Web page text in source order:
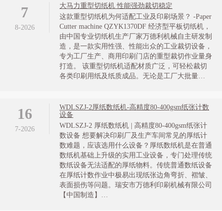
7
8-2026
大马力重型切纸机 性能强劲裁切稳定
这款重型切纸机为何适配工业及印刷场景？ -Paper
Cutter machine QZYK1370DF 经济型平板切纸机，
由中国专业切纸机生产厂家万德利机械自主研发制
造，是一款实用性强、性能出众的工业裁切设备，
专为工厂生产、商用印刷门店的重型裁切作业量身
打造。 该重型切纸机适配材质广泛，可轻松裁切
各类印刷用纸及纸质成品。无论是工厂大批量…
16
7-2026
WDLSZJ-2厚纸数纸机-高精度80-400gsm纸张计数
设备
WDLSZJ-2 厚纸数纸机 | 高精度80-400gsm纸张计
数设备 想要解决印刷厂及生产车间常见的厚纸计
数难题，应该选用什么设备？厚纸数纸机是在普通
数纸机基础上升级的实用工业设备，专门处理传统
数纸设备无法适配的厚纸物料。传统普通数纸设备
在厚纸计数作业中极易出现纸张边角弯折、褶皱、
表面损伤等问题。瑞安市万德利印刷机械有限公司
【中国制造】…